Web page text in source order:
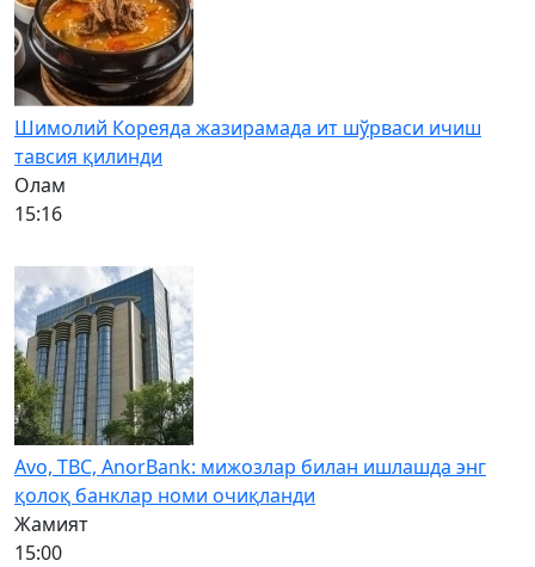
Шимолий Кореяда жазирамада ит шўрваси ичиш
тавсия қилинди
Олам
15:16
Avo, TBC, AnorBank: мижозлар билан ишлашда энг
қолоқ банклар номи очиқланди
Жамият
15:00